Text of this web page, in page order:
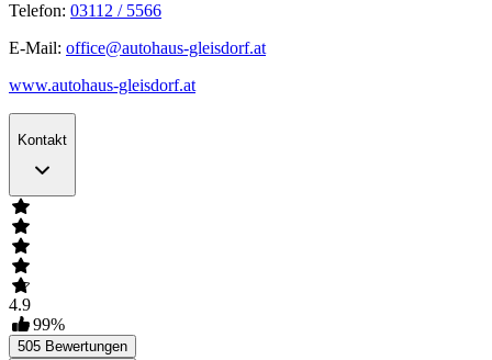
Telefon: 03112 / 5566
E-Mail: office@autohaus-gleisdorf.at
www.autohaus-gleisdorf.at
Kontakt
4.9
99%
505 Bewertungen